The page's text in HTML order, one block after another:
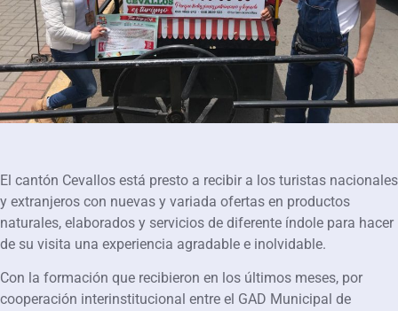
El cantón Cevallos está presto a recibir a los turistas nacionales
y extranjeros con nuevas y variada ofertas en productos
naturales, elaborados y servicios de diferente índole para hacer
de su visita una experiencia agradable e inolvidable.
Con la formación que recibieron en los últimos meses, por
cooperación interinstitucional entre el GAD Municipal de